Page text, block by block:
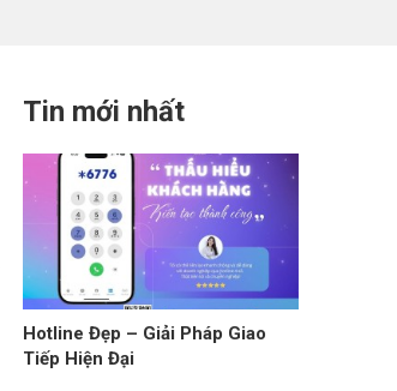
Tin mới nhất
Hotline Đẹp – Giải Pháp Giao
Tiếp Hiện Đại